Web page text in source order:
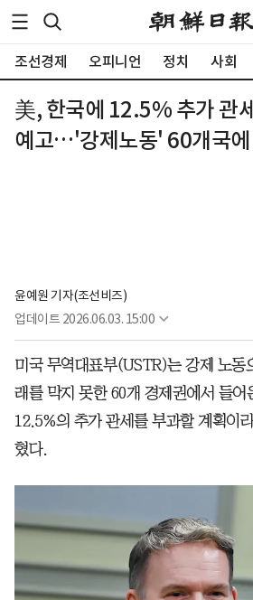
조선경제 오피니언 정치 사회
美, 한국에 12.5% 추가 관
예고…'강제노동' 60개국에
윤예원 기자(조선비즈)
업데이트 2026.06.03. 15:00
미국 무역대표부(USTR)는 강제 노동
래를 막지 못한 60개 경제권에서 들어
12.5%의 추가 관세를 부과할 계획이
혔다.